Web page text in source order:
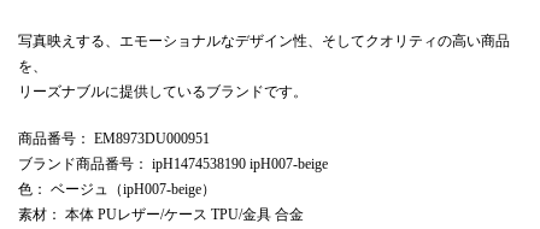
写真映えする、エモーショナルなデザイン性、そしてクオリティの高い商品
を、
リーズナブルに提供しているブランドです。
商品番号 ： EM8973DU000951
ブランド商品番号 ： ipH1474538190 ipH007-beige
色 ： ベージュ（ipH007-beige）
素材 ： 本体 PUレザー/ケース TPU/金具 合金